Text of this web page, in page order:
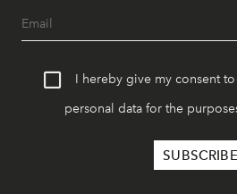
I hereby give my consent
personal data for the